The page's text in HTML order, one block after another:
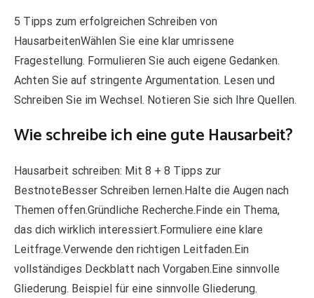
5 Tipps zum erfolgreichen Schreiben von
HausarbeitenWählen Sie eine klar umrissene
Fragestellung. Formulieren Sie auch eigene Gedanken.
Achten Sie auf stringente Argumentation. Lesen und
Schreiben Sie im Wechsel. Notieren Sie sich Ihre Quellen.
Wie schreibe ich eine gute Hausarbeit?
Hausarbeit schreiben: Mit 8 + 8 Tipps zur
BestnoteBesser Schreiben lernen.Halte die Augen nach
Themen offen.Gründliche Recherche.Finde ein Thema,
das dich wirklich interessiert.Formuliere eine klare
Leitfrage.Verwende den richtigen Leitfaden.Ein
vollständiges Deckblatt nach Vorgaben.Eine sinnvolle
Gliederung. Beispiel für eine sinnvolle Gliederung.